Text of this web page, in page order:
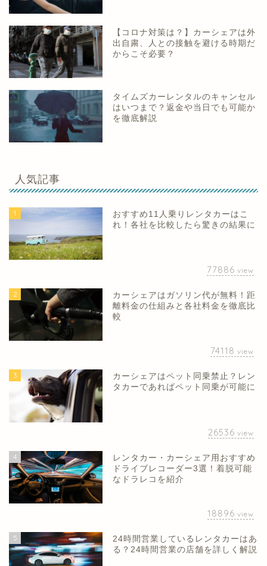
【コロナ対策は？】カーシェアは外
出自粛、人との接触を避ける時期だ
からこそ必要？
タイムズカーレンタルのキャンセル
はいつまで？返金や当日でも可能か
を徹底解説
人気記事
1
おすすめ11人乗りレンタカーはこ
れ！各社を比較したら驚きの結果に
77886 view
2
カーシェアはガソリン代が無料！距
離料金の仕組みと各社料金を徹底比
較
74118 view
3
カーシェアはペット同乗禁止？レン
タカーであればペット同乗が可能に
26536 view
4
レンタカー・カーシェア用おすすめ
ドライブレコーダー3選！着脱可能
なドラレコを紹介
18896 view
5
24時間営業しているレンタカーはあ
る？24時間営業の店舗を詳しく解説